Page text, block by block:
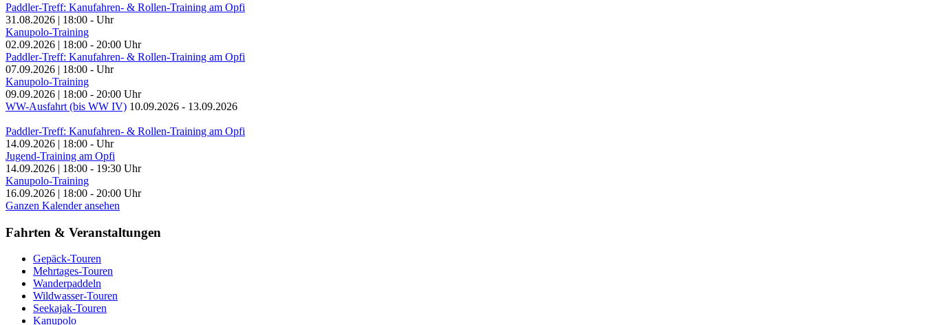
Paddler-Treff: Kanufahren- & Rollen-Training am Opfi
31.08.2026 | 18:00 - Uhr
Kanupolo-Training
02.09.2026 | 18:00 - 20:00 Uhr
Paddler-Treff: Kanufahren- & Rollen-Training am Opfi
07.09.2026 | 18:00 - Uhr
Kanupolo-Training
09.09.2026 | 18:00 - 20:00 Uhr
WW-Ausfahrt (bis WW IV) 10.09.2026 - 13.09.2026
Paddler-Treff: Kanufahren- & Rollen-Training am Opfi
14.09.2026 | 18:00 - Uhr
Jugend-Training am Opfi
14.09.2026 | 18:00 - 19:30 Uhr
Kanupolo-Training
16.09.2026 | 18:00 - 20:00 Uhr
Ganzen Kalender ansehen
Fahrten & Veranstaltungen
Gepäck-Touren
Mehrtages-Touren
Wanderpaddeln
Wildwasser-Touren
Seekajak-Touren
Kanupolo